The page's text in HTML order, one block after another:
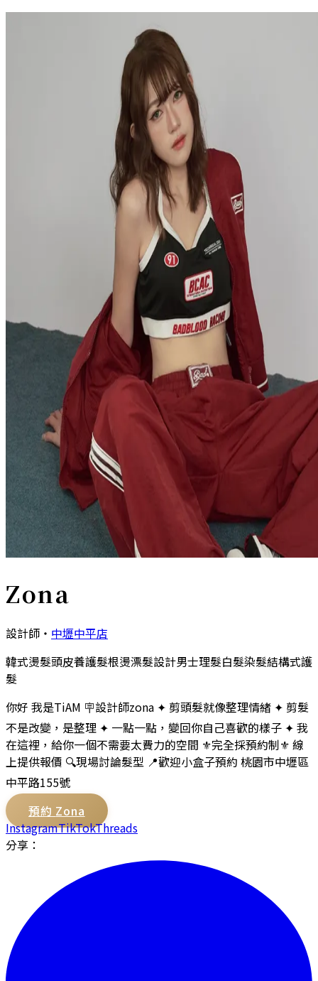
Zona
設計師 ・ 中壢中平店
韓式燙髮頭皮養護髮根燙漂髮設計男士理髮白髮染髮結構式護
髮
你好 我是TiAM 🪧設計師zona ✦ 剪頭髮就像整理情緒 ✦ 剪髮
不是改變，是整理 ✦ 一點一點，變回你自己喜歡的樣子 ✦ 我
在這裡，給你一個不需要太費力的空間 ⚜️完全採預約制⚜️ 線
上提供報價 🔍現場討論髮型 📍歡迎小盒子預約 桃園市中壢區
中平路155號
預約 Zona
InstagramTikTokThreads
分享：